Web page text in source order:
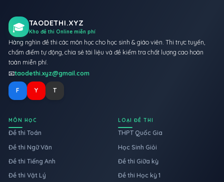
🎓 TAODETHI.XYZ
Kho đề thi Online miễn phí
Hàng nghìn đề thi các môn học cho học sinh & giáo viên. Thi trực tuyến,
chấm điểm tự động, chia sẻ tài liệu và đề kiểm tra chất lượng cao hoàn
toàn miễn phí.
📧taodethi.xyz@gmail.com
F Y T
MÔN HỌC
Đề thi Toán
Đề thi Ngữ Văn
Đề thi Tiếng Anh
Đề thi Vật Lý
LOẠI ĐỀ THI
THPT Quốc Gia
Học Sinh Giỏi
Đề thi Giữa kỳ
Đề thi Học kỳ 1